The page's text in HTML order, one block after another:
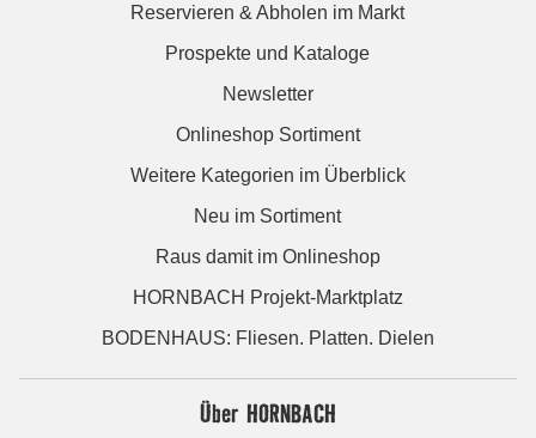
Reservieren & Abholen im Markt
Prospekte und Kataloge
Newsletter
Onlineshop Sortiment
Weitere Kategorien im Überblick
Neu im Sortiment
Raus damit im Onlineshop
HORNBACH Projekt-Marktplatz
BODENHAUS: Fliesen. Platten. Dielen
Über HORNBACH